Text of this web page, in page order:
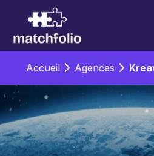
Accueil Agences